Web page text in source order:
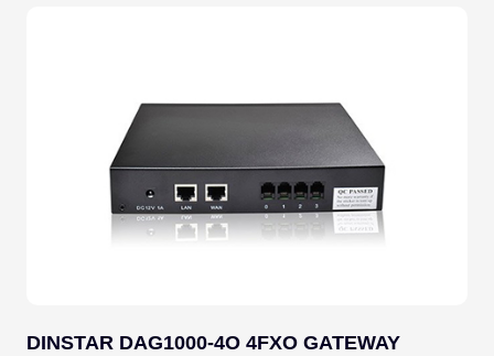
DINSTAR DAG1000-4O 4FXO GATEWAY